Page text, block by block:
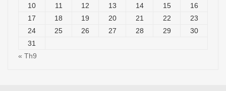
10
11 12 13 14 15
16
17
18 19 20 21 22
23
24
25 26 27 28 29
30
31
« Th9